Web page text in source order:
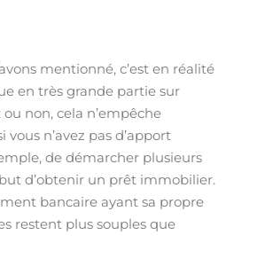
mentionné, c’est en réalité
en très grande partie sur
ou non, cela n’empêche
n’avez pas d’apport
de démarcher plusieurs
d’obtenir un prêt immobilier.
bancaire ayant sa propre
restent plus souples que